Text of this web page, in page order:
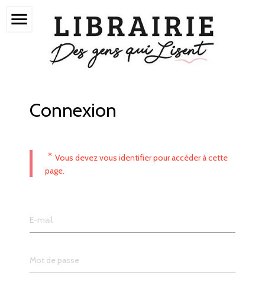
menu
Connexion
* Vous devez vous identifier pour accéder à cette
page.